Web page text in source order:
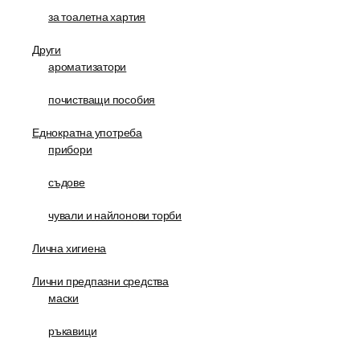
за тоалетна хартия
Други
ароматизатори
почистващи пособия
Еднократна употреба
прибори
съдове
чували и найлонови торби
Лична хигиена
Лични предпазни средства
маски
ръкавици